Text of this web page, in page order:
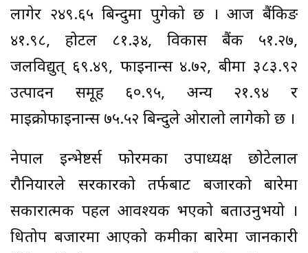
लागेर २४९.६५ बिन्दुमा पुगेको छ । आज बैंकिङ
४१.९८, होटल ८१.३४, विकास बैंक ५१.२७,
जलविद्युत् ६९.४९, फाइनान्स ४.७२, बीमा ३८३.९२
उत्पादन समूह ६०.९५, अन्य २१.९४ र
माइक्रोफाइनान्स ७५.५२ बिन्दुले ओरालो लागेको छ ।
नेपाल इन्भेष्टर्स फोरमका उपाध्यक्ष छोटेलाल
रौनियारले सरकारको तर्फबाट बजारको बारेमा
सकारात्मक पहल आवश्यक भएको बताउनुभयो ।
धितोपत्र बजारमा आएको कमीका बारेमा जानकारी